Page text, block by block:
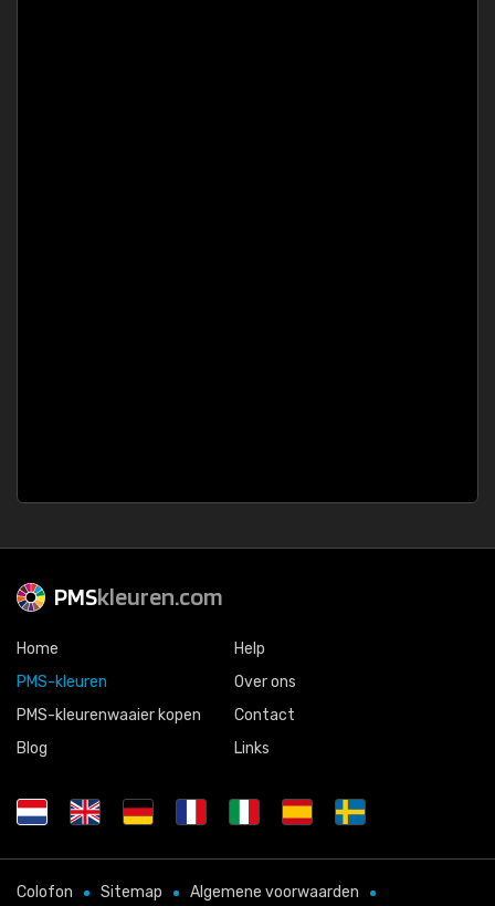
PMSkleuren.com
Home
PMS-kleuren
PMS-kleurenwaaier kopen
Blog
Help
Over ons
Contact
Links
Colofon Sitemap Algemene voorwaarden